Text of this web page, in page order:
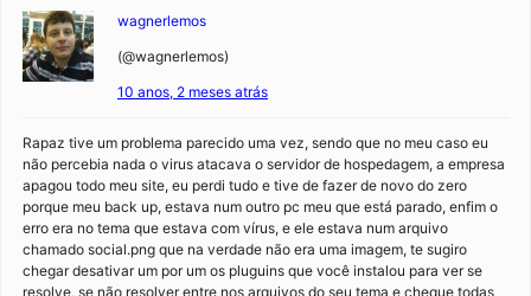
wagnerlemos
(@wagnerlemos)
10 anos, 2 meses atrás
Rapaz tive um problema parecido uma vez, sendo que no meu caso eu
não percebia nada o virus atacava o servidor de hospedagem, a empresa
apagou todo meu site, eu perdi tudo e tive de fazer de novo do zero
porque meu back up, estava num outro pc meu que está parado, enfim o
erro era no tema que estava com vírus, e ele estava num arquivo
chamado social.png que na verdade não era uma imagem, te sugiro
chegar desativar um por um os pluguins que você instalou para ver se
resolve, se não resolver entre nos arquivos do seu tema e cheque todas